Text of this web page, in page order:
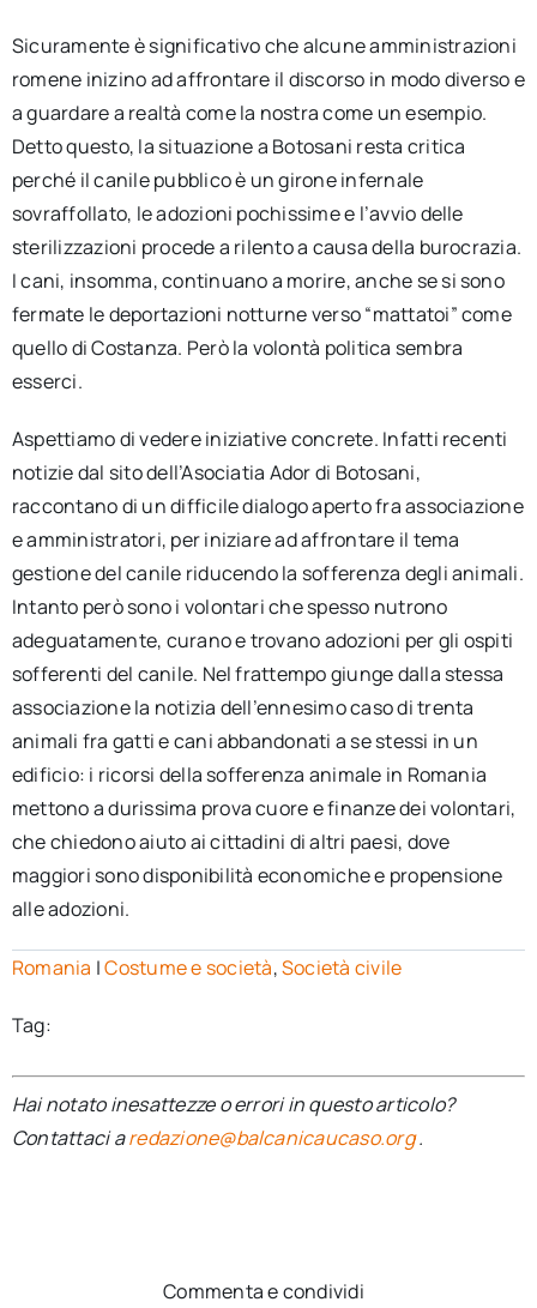
Sicuramente è significativo che alcune amministrazioni
romene inizino ad affrontare il discorso in modo diverso e
a guardare a realtà come la nostra come un esempio.
Detto questo, la situazione a Botosani resta critica
perché il canile pubblico è un girone infernale
sovraffollato, le adozioni pochissime e l’avvio delle
sterilizzazioni procede a rilento a causa della burocrazia.
I cani, insomma, continuano a morire, anche se si sono
fermate le deportazioni notturne verso “mattatoi” come
quello di Costanza. Però la volontà politica sembra
esserci.
Aspettiamo di vedere iniziative concrete. Infatti recenti
notizie dal sito dell’Asociatia Ador di Botosani,
raccontano di un difficile dialogo aperto fra associazione
e amministratori, per iniziare ad affrontare il tema
gestione del canile riducendo la sofferenza degli animali.
Intanto però sono i volontari che spesso nutrono
adeguatamente, curano e trovano adozioni per gli ospiti
sofferenti del canile. Nel frattempo giunge dalla stessa
associazione la notizia dell’ennesimo caso di trenta
animali fra gatti e cani abbandonati a se stessi in un
edificio: i ricorsi della sofferenza animale in Romania
mettono a durissima prova cuore e finanze dei volontari,
che chiedono aiuto ai cittadini di altri paesi, dove
maggiori sono disponibilità economiche e propensione
alle adozioni.
Romania |Costume e società,Società civile
Tag:
Hai notato inesattezze o errori in questo articolo?
Contattaci aredazione@balcanicaucaso.org.
Commenta e condividi